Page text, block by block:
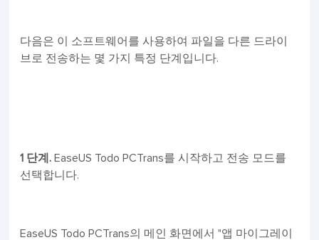
다음은 이 소프트웨어를 사용하여 파일을 다른 드라이
브로 전송하는 몇 가지 특정 단계입니다.
1 단계. EaseUS Todo PCTrans를 시작하고 전송 모드를
선택합니다.
EaseUS Todo PCTrans의 메인 화면에서 "앱 마이그레이